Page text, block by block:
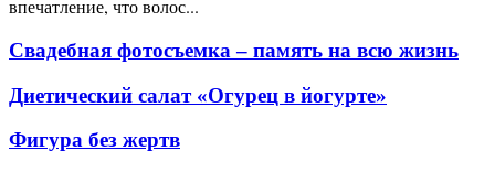
впечатление, что волос...
Свадебная фотосъемка – память на всю жизнь
Диетический салат «Огурец в йогурте»
Фигура без жертв